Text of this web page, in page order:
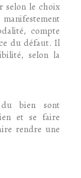
selon le choix
compte
du défaut. Il
selon la
bien sont
et se faire
rendre une